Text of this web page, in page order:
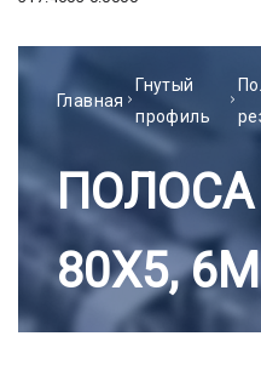
Главная
Гнутый
профиль
80Х5, 6М